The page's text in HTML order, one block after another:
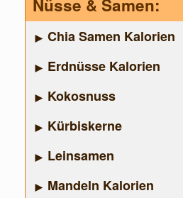
Nüsse & Samen:
Chia Samen Kalorien
Erdnüsse Kalorien
Kokosnuss
Kürbiskerne
Leinsamen
Mandeln Kalorien